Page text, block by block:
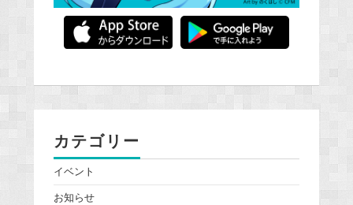
カテゴリー
イベント
お知らせ